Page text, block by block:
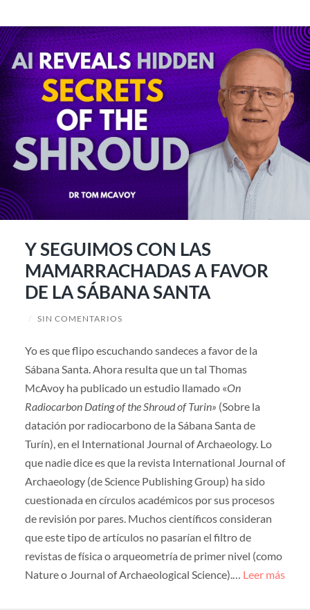
Y SEGUIMOS CON LAS
MAMARRACHADAS A FAVOR
DE LA SÁBANA SANTA
/ SIN COMENTARIOS
Yo es que flipo escuchando sandeces a favor de la
Sábana Santa. Ahora resulta que un tal Thomas
McAvoy ha publicado un estudio llamado «On
Radiocarbon Dating of the Shroud of Turin» (Sobre la
datación por radiocarbono de la Sábana Santa de
Turín), en el International Journal of Archaeology. Lo
que nadie dice es que la revista International Journal of
Archaeology (de Science Publishing Group) ha sido
cuestionada en círculos académicos por sus procesos
de revisión por pares. Muchos científicos consideran
que este tipo de artículos no pasarían el filtro de
revistas de física o arqueometría de primer nivel (como
Nature o Journal of Archaeological Science).… Leer más